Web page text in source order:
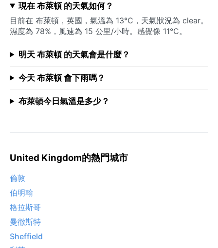
現在 布萊頓 的天氣如何？
目前在 布萊頓，英國，氣溫為 13°C，天氣狀況為 clear。
濕度為 78%，風速為 15 公里/小時。感覺像 11°C。
明天 布萊頓 的天氣會是什麼？
今天 布萊頓 會下雨嗎？
布萊頓今日氣溫是多少？
United Kingdom的熱門城市
倫敦
伯明翰
格拉斯哥
曼徹斯特
Sheffield